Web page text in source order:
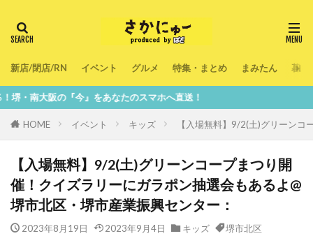
新店/閉店/RN イベント グルメ 特集・まとめ まみたん 暮ら
をあなたのスマホへ直送！
HOME イベント キッズ 【入場無料】9/2(土)グリーン
【入場無料】9/2(土)グリーンコープまつり開
催！クイズラリーにガラポン抽選会もあるよ@
堺市北区・堺市産業振興センター：
2023年8月19日 2023年9月4日 キッズ 堺市北区